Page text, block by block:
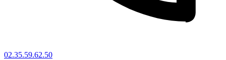
02.35.59.62.50